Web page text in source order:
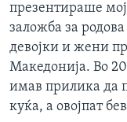
презентираше
заложба за
девојки и жени
Македонија. Во
имав прилика да
куќа, а овојпат